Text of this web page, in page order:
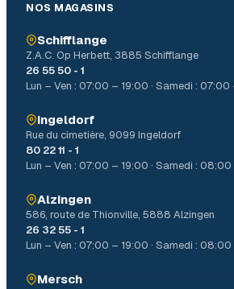
NOS MAGASINS
Schifflange
Z.A.C. Op Herbett, 3885 Schifflange
26 55 50 - 1
Lun – Ven : 07:00 – 19:00 · Samedi :
Ingeldorf
Rue du cimetière, 9099 Ingeldorf
80 22 11 - 1
Lun – Ven : 07:00 – 19:00 · Samedi :
Alzingen
586, route de Thionville, 5888 Alzingen
26 32 55 - 1
Lun – Ven : 07:00 – 19:00 · Samedi :
Mersch